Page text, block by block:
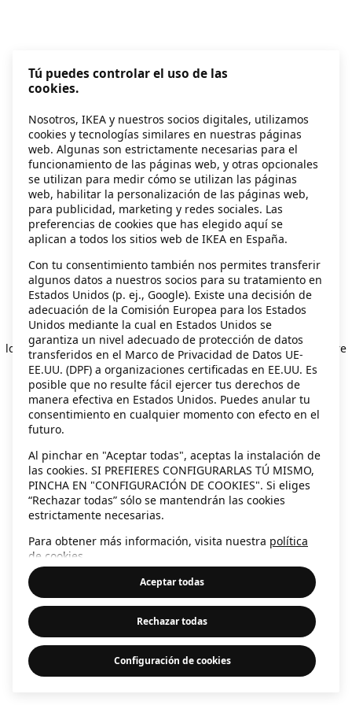
Application error: a client-side exception has occurred
loadingsecondhand.ikea.com (see the browser console for more
information).
Tú puedes controlar el uso de las
cookies.
Nosotros, IKEA y nuestros socios digitales, utilizamos
cookies y tecnologías similares en nuestras páginas
web. Algunas son estrictamente necesarias para el
funcionamiento de las páginas web, y otras opcionales
se utilizan para medir cómo se utilizan las páginas
web, habilitar la personalización de las páginas web,
para publicidad, marketing y redes sociales. Las
preferencias de cookies que has elegido aquí se
aplican a todos los sitios web de IKEA en España.
Con tu consentimiento también nos permites transferir
algunos datos a nuestros socios para su tratamiento en
Estados Unidos (p. ej., Google). Existe una decisión de
adecuación de la Comisión Europea para los Estados
Unidos mediante la cual en Estados Unidos se
garantiza un nivel adecuado de protección de datos
transferidos en el Marco de Privacidad de Datos UE-
EE.UU. (DPF) a organizaciones certificadas en EE.UU. Es
posible que no resulte fácil ejercer tus derechos de
manera efectiva en Estados Unidos. Puedes anular tu
consentimiento en cualquier momento con efecto en el
futuro.
Al pinchar en "Aceptar todas", aceptas la instalación de
las cookies. SI PREFIERES CONFIGURARLAS TÚ MISMO,
PINCHA EN "CONFIGURACIÓN DE COOKIES". Si eliges
“Rechazar todas” sólo se mantendrán las cookies
estrictamente necesarias.
Para obtener más información, visita nuestra política
de cookies
Aceptar todas
Rechazar todas
Configuración de cookies